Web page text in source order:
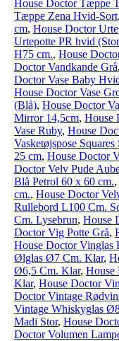
House Doctor Tæppe
Tæppe Zena Hvid-Sort,
cm, House Doctor
Urtepotte PR hvid
H75 cm., House
Doctor Vandkande Grå,
Doctor Vase Baby
House Doctor Vase
(Blå), House Doctor
Mirror 14,5cm, House
Vase Ruby, House
Vasketøjspose Squares
25 cm, House Doctor
Doctor Velv Pude
Blå Petrol 60 x 60 cm.,
cm., House Doctor
Rullebord L100 Cm.
Cm. Lysebrun, House
Doctor Vig Potte Grå,
House Doctor Vinglas
Ølglas Ø7 Cm. Klar,
Ø6,5 Cm. Klar, House
Klar, House Doctor
Doctor Vintage
Vintage Whiskyglas
Madi Stor, House
Doctor Volumen